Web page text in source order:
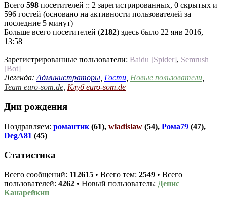
Всего 598 посетителей :: 2 зарегистрированных, 0 скрытых и
596 гостей (основано на активности пользователей за
последние 5 минут)
Больше всего посетителей (2182) здесь было 22 янв 2016,
13:58
Зарегистрированные пользователи: Baidu [Spider], Semrush
[Bot]
Легенда: Администраторы Гости Новые пользователи
Team euro-som.de Клуб euro-som.de
Дни рождения
Поздравляем: романтик (61), wladislaw (54), Рома79 (47),
DegA81 (45)
Статистика
Всего сообщений: 112615 • Всего тем: 2549 • Всего
пользователей: 4262 • Новый пользователь: Денис
Канарейкин